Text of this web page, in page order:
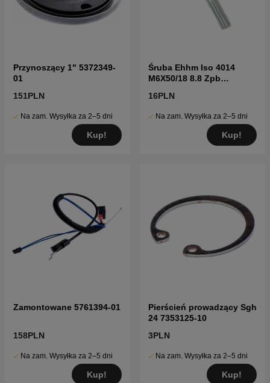
Przynoszący 1" 5372349-
01
151PLN
Na zam. Wysyłka za 2–5 dni
Kup!
Śruba Ehhm Iso 4014
M6X50/18 8.8 Zpb
16PLN
Na zam. Wysyłka za 2–5 dni
Kup!
Zamontowane 5761394-01
158PLN
Na zam. Wysyłka za 2–5 dni
Kup!
Pierścień prowadzący Sgh
24 7353125-10
3PLN
Na zam. Wysyłka za 2–5 dni
Kup!